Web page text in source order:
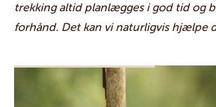
trekking altid planlægges i god tid og
forhånd. Det kan vi naturligvis hjælpe